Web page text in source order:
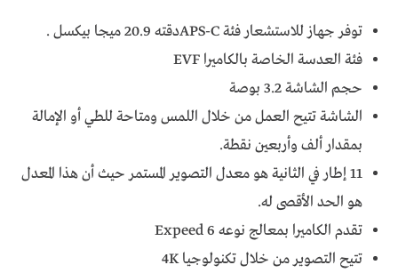
توفر جهاز للاستشعار فئة APS-Cدقته 20.9 ميجا بيكسل .
فئة العدسة الخاصة بالكاميرا EVF
حجم الشاشة 3.2 بوصة
الشاشة تتيح العمل من خلال اللمس ومتاحة للطي أو الإمالة
بمقدار ألف وأربعين نقطة.
11 إطار في الثانية هو معدل التصوير المستمر حيث أن هذا المعدل
هو الحد الأقصى له.
تقدم الكاميرا بمعالج نوعه Expeed 6
تتيح التصوير من خلال تكنولوجيا 4K